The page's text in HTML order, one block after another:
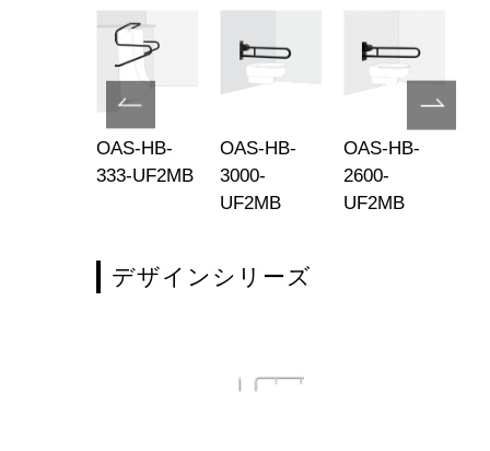
OAS-HB-
333-UF2MB
OAS-HB-
3000-
UF2MB
OAS-HB-
2600-
UF2MB
デザインシリーズ